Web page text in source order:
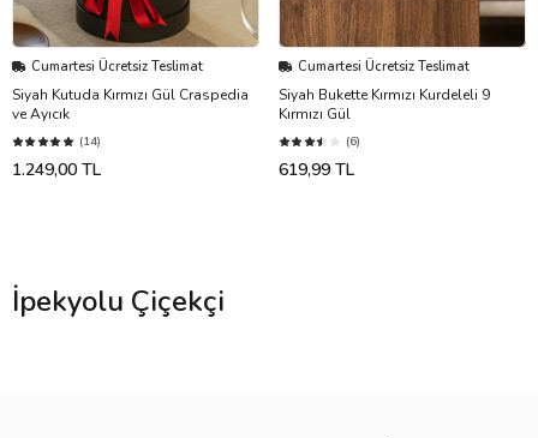
Cumartesi Ücretsiz Teslimat
Siyah Kutuda Kırmızı Gül Craspedia
ve Ayıcık
(14)
1.249,00 TL
Cumartesi Ücretsiz Teslimat
Siyah Bukette Kırmızı Kurdeleli 9
Kırmızı Gül
(6)
619,99 TL
İpekyolu Çiçekçi